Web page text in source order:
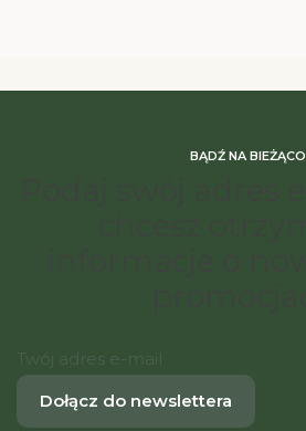
BĄDŹ NA BIEŻĄCO
Twój adres e-mail
Dołącz do newslettera